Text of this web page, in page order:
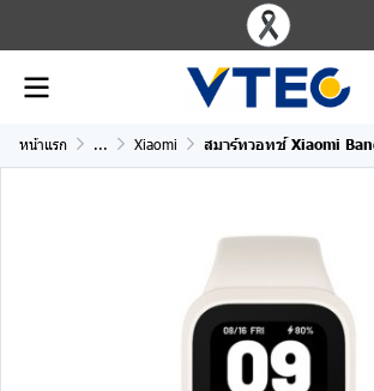
หน้าแรก ... Xiaomi สมาร์ทวอทช์ Xiaomi